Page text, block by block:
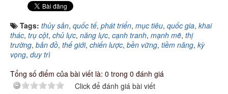
Tags: thủy sản, quốc tế, phát triển, mục tiêu, quốc gia, khai
thác, trụ cột, chủ lực, năng lực, cạnh tranh, mạnh mẽ, thị
trường, bản đồ, thế giới, chiến lược, bền vững, tiềm năng, kỳ
vọng, duy trì
Tổng số điểm của bài viết là: 0 trong 0 đánh giá
Click để đánh giá bài viết